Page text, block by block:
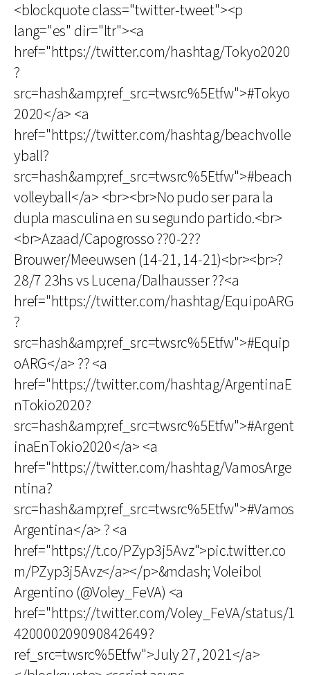
<blockquote class="twitter-tweet"><p
lang="es" dir="ltr"><a
href="https://twitter.com/hashtag/Tokyo2020
?
src=hash&amp;ref_src=twsrc%5Etfw">#Tokyo
2020</a> <a
href="https://twitter.com/hashtag/beachvolle
yball?
src=hash&amp;ref_src=twsrc%5Etfw">#beach
volleyball</a> <br><br>No pudo ser para la
dupla masculina en su segundo partido.<br>
<br>Azaad/Capogrosso ??0-2??
Brouwer/Meeuwsen (14-21, 14-21)<br><br>?
28/7 23hs vs Lucena/Dalhausser ??<a
href="https://twitter.com/hashtag/EquipoARG
?
src=hash&amp;ref_src=twsrc%5Etfw">#Equip
oARG</a> ?? <a
href="https://twitter.com/hashtag/ArgentinaE
nTokio2020?
src=hash&amp;ref_src=twsrc%5Etfw">#Argent
inaEnTokio2020</a> <a
href="https://twitter.com/hashtag/VamosArge
ntina?
src=hash&amp;ref_src=twsrc%5Etfw">#Vamos
Argentina</a> ? <a
href="https://t.co/PZyp3j5Avz">pic.twitter.co
m/PZyp3j5Avz</a></p>&mdash; Voleibol
Argentino (@Voley_FeVA) <a
href="https://twitter.com/Voley_FeVA/status/1
420000209090842649?
ref_src=twsrc%5Etfw">July 27, 2021</a>